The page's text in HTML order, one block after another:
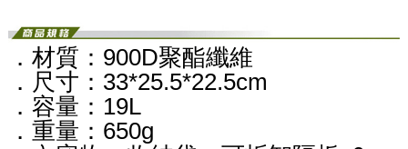
．材質：900D聚酯纖維
．尺寸：33*25.5*22.5cm
．容量：19L
．重量：650g